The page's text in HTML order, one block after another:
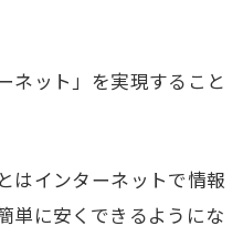
ネット」を実現すること
はインターネットで情報
単に安くできるようにな